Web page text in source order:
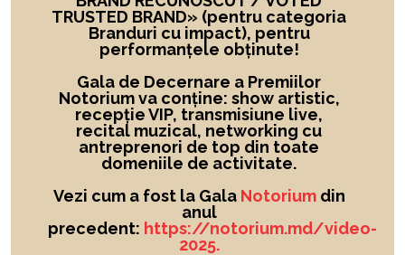
TRUSTED BRAND» (pentru categoria
Branduri cu impact), pentru
performanțele obținute!
Gala de Decernare a Premiilor
Notorium va conține: show artistic,
recepție VIP, transmisiune live,
recital muzical, networking cu
antreprenori de top din toate
domeniile de activitate.
Vezi cum a fost la Gala Notoriumdin
anul
precedent: https://notorium.md/video-
2025.